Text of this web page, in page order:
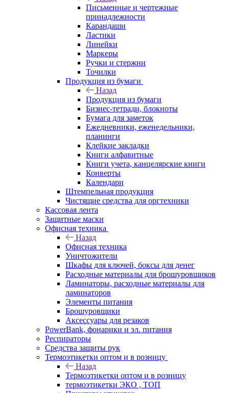
Письменные и чертежные
принадлежности
Карандаши
Ластики
Линейки
Маркеры
Ручки и стержни
Точилки
Продукция из бумаги
Назад
Продукция из бумаги
Бизнес-тетради, блокноты
Бумага для заметок
Ежедневники, еженедельники,
планинги
Клейкие закладки
Книги алфавитные
Книги учета, канцелярские книги
Конверты
Календари
Штемпельная продукция
Чистящие средства для оргтехники
Кассовая лента
Защитные маски
Офисная техника
Назад
Офисная техника
Уничтожители
Шкафы для ключей, боксы для денег
Расходные материалы для брошуровщиков
Ламинаторы, расходные материалы для
ламинаторов
Элементы питания
Брошуровщики
Аксессуары для резаков
PowerBank, фонарики и эл. питания
Респираторы
Средства защиты рук
Термоэтикетки оптом и в розницу
Назад
Термоэтикетки оптом и в розницу
термоэтикетки ЭКО , ТОП